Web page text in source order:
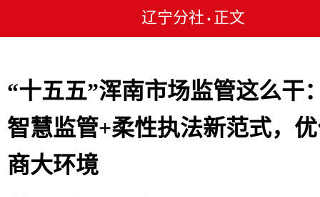
辽宁分社 • 正文
“十五五”浑南市场监管这么干
智慧监管+柔性执法新范式，
商大环境